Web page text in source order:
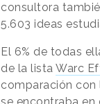
consultora
5.603 ideas
El 6% de todas
de la lista Warc
comparación con